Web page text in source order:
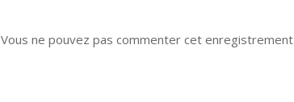
Vous ne pouvez pas commenter cet enregistrement